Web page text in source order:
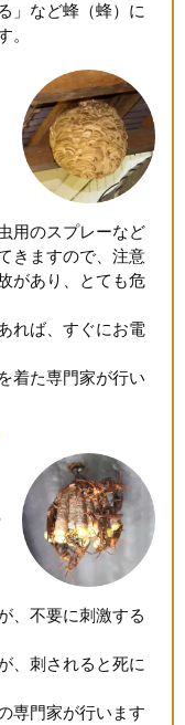
」など蜂（蜂）に
。
用のスプレーなど
きますので、注意
があり、とても危
れば、すぐにお電
着た専門家が行い
、不要に刺激する
、刺されると死に
専門家が行います